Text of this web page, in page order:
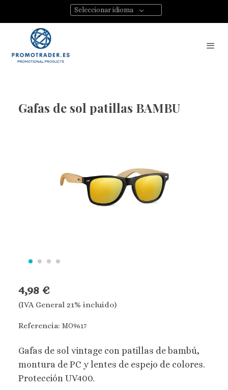
Seleccionar idioma
Gafas de sol patillas BAMBU
4,98 €
(IVA General 21% incluido)
Referencia: MO9617
Gafas de sol vintage con patillas de bambú,
montura de PC y lentes de espejo de colores.
Protección UV400.